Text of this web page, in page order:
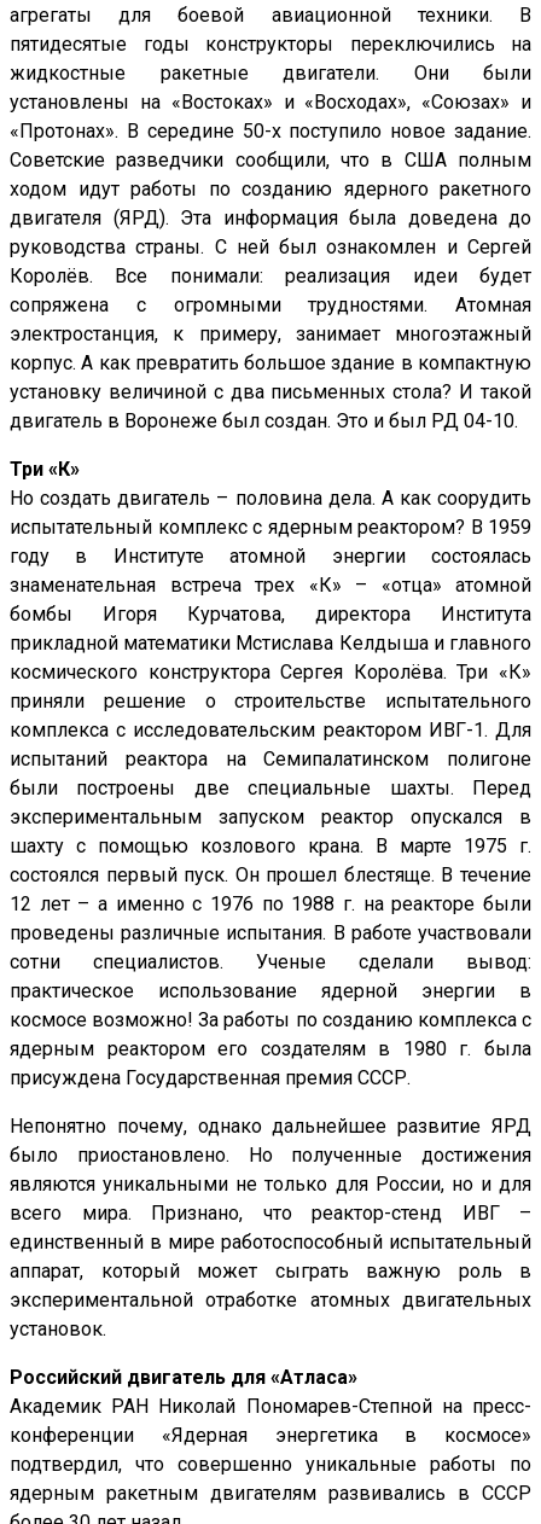
агрегаты для боевой авиационной техники. В
пятидесятые годы конструкторы переключились на
жидкостные ракетные двигатели. Они были
установлены на «Востоках» и «Восходах», «Союзах» и
«Протонах». В середине 50-х поступило новое задание.
Советские разведчики сообщили, что в США полным
ходом идут работы по созданию ядерного ракетного
двигателя (ЯРД). Эта информация была доведена до
руководства страны. С ней был ознакомлен и Сергей
Королёв. Все понимали: реализация идеи будет
сопряжена с огромными трудностями. Атомная
электростанция, к примеру, занимает многоэтажный
корпус. А как превратить большое здание в компактную
установку величиной с два письменных стола? И такой
двигатель в Воронеже был создан. Это и был РД 04-10.
Три «К»
Но создать двигатель – половина дела. А как соорудить
испытательный комплекс с ядерным реактором? В 1959
году в Институте атомной энергии состоялась
знаменательная встреча трех «К» – «отца» атомной
бомбы Игоря Курчатова, директора Института
прикладной математики Мстислава Келдыша и главного
космического конструктора Сергея Королёва. Три «К»
приняли решение о строительстве испытательного
комплекса с исследовательским реактором ИВГ-1. Для
испытаний реактора на Семипалатинском полигоне
были построены две специальные шахты. Перед
экспериментальным запуском реактор опускался в
шахту с помощью козлового крана. В марте 1975 г.
состоялся первый пуск. Он прошел блестяще. В течение
12 лет – а именно с 1976 по 1988 г. на реакторе были
проведены различные испытания. В работе участвовали
сотни специалистов. Ученые сделали вывод:
практическое использование ядерной энергии в
космосе возможно! За работы по созданию комплекса с
ядерным реактором его создателям в 1980 г. была
присуждена Государственная премия СССР.
Непонятно почему, однако дальнейшее развитие ЯРД
было приостановлено. Но полученные достижения
являются уникальными не только для России, но и для
всего мира. Признано, что реактор-стенд ИВГ –
единственный в мире работоспособный испытательный
аппарат, который может сыграть важную роль в
экспериментальной отработке атомных двигательных
установок.
Российский двигатель для «Атласа»
Академик РАН Николай Пономарев-Степной на пресс-
конференции «Ядерная энергетика в космосе»
подтвердил, что совершенно уникальные работы по
ядерным ракетным двигателям развивались в СССР